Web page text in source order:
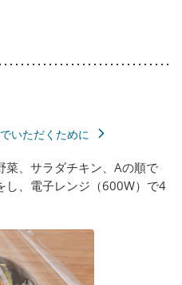
いただくために
菜、サラダチキン、Aの順で
し、電子レンジ（600W）で4